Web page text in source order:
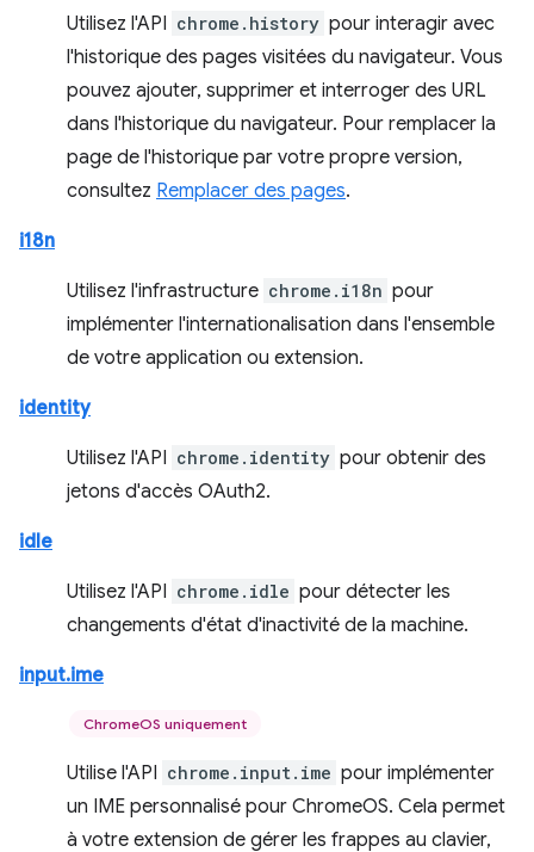
Utilisez l'API chrome.history pour interagir avec
l'historique des pages visitées du navigateur. Vous
pouvez ajouter, supprimer et interroger des URL
dans l'historique du navigateur. Pour remplacer la
page de l'historique par votre propre version,
consultez Remplacer des pages.
i18n
Utilisez l'infrastructure chrome.i18n pour
implémenter l'internationalisation dans l'ensemble
de votre application ou extension.
identity
Utilisez l'API chrome.identity pour obtenir des
jetons d'accès OAuth2.
idle
Utilisez l'API chrome.idle pour détecter les
changements d'état d'inactivité de la machine.
input.ime
ChromeOS uniquement
Utilise l'API chrome.input.ime pour implémenter
un IME personnalisé pour ChromeOS. Cela permet
à votre extension de gérer les frappes au clavier,